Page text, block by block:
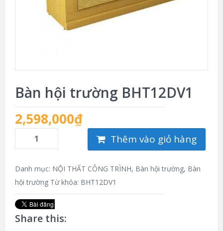
Bàn hội trường BHT12DV1
2,598,000₫
Thêm vào giỏ hàng
Danh mục: NỘI THẤT CÔNG TRÌNH, Bàn hội trường, Bàn
hội trường Từ khóa: BHT12DV1
Share this: